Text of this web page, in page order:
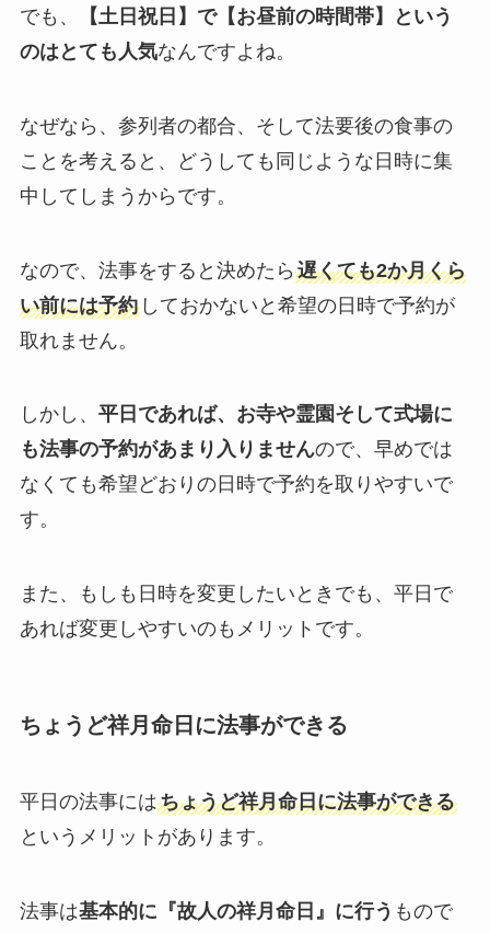
でも、
【土日祝日】で【お昼前の時間帯】という
のはとても人気なんですよね。
なぜなら、参列者の都合、そして法要後の食事の
ことを考えると、どうしても同じような日時に集
中してしまうからです。
なので、法事をすると決めたら 遅くても2か月くら
い前には予約しておかないと希望の日時で予約が
取れません。
しかし、 平日であれば、お寺や霊園そして式場に
も法事の予約があまり入りませんので、早めでは
なくても希望どおりの日時で予約を取りやすいで
す。
また、もしも日時を変更したいときでも、平日で
あれば変更しやすいのもメリットです。
ちょうど祥月命日に法事ができる
平日の法事にはちょうど祥月命日に法事ができる
というメリットがあります。
法事は基本的に『故人の祥月命日』に行う もので